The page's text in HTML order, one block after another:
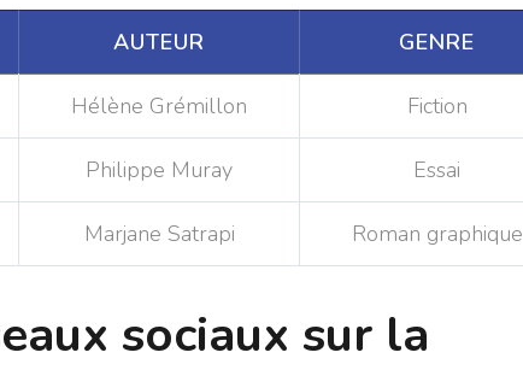
AUTEUR GENRE
Hélène Grémillon Fiction
Philippe Muray Essai
Marjane Satrapi Roman graphique
sociaux sur la